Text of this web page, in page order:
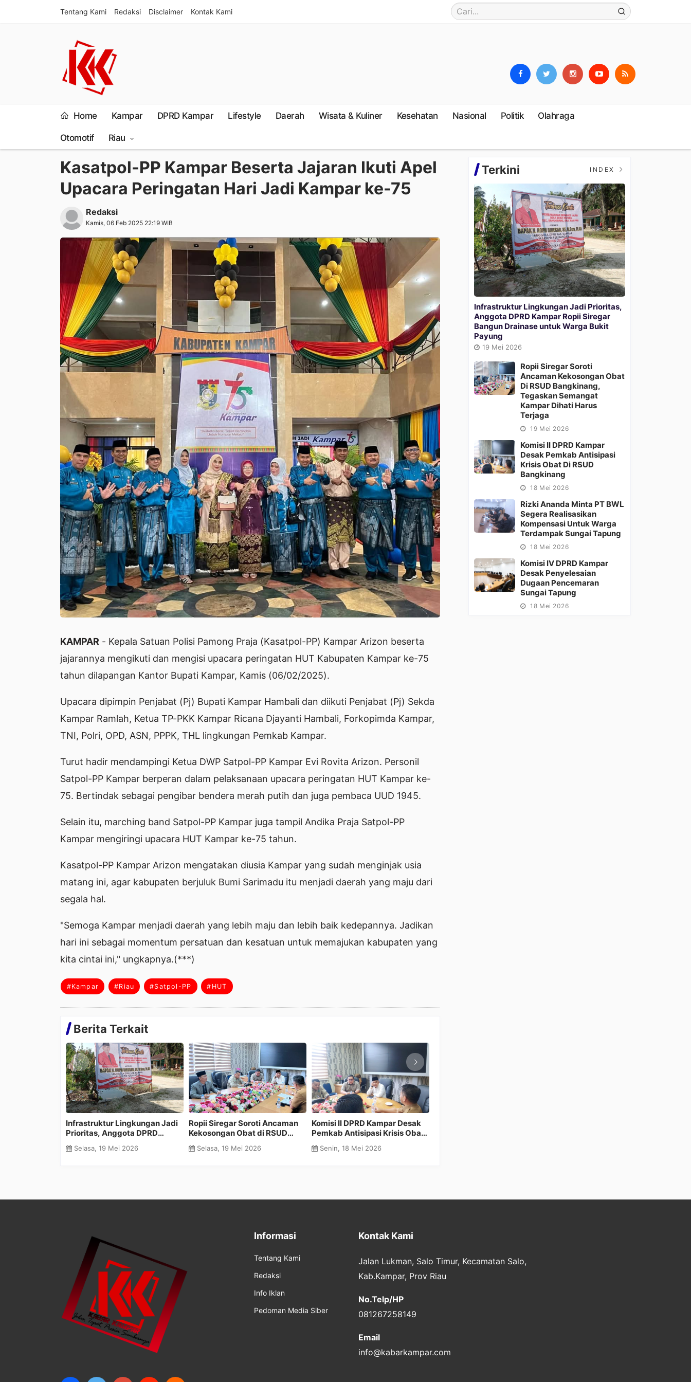
Tentang Kami Redaksi Disclaimer Kontak Kami
Home Kampar DPRD Kampar Lifestyle Daerah Wisata & Kuliner Kesehatan Nasional Politik Olahraga
Otomotif Riau
Kasatpol-PP Kampar Beserta Jajaran Ikuti Apel
Upacara Peringatan Hari Jadi Kampar ke-75
Redaksi
Kamis, 06 Feb 2025 22:19 WIB
KAMPAR - Kepala Satuan Polisi Pamong Praja (Kasatpol-PP) Kampar Arizon beserta
jajarannya mengikuti dan mengisi upacara peringatan HUT Kabupaten Kampar ke-75
tahun dilapangan Kantor Bupati Kampar, Kamis (06/02/2025).
Upacara dipimpin Penjabat (Pj) Bupati Kampar Hambali dan diikuti Penjabat (Pj) Sekda
Kampar Ramlah, Ketua TP-PKK Kampar Ricana Djayanti Hambali, Forkopimda Kampar,
TNI, Polri, OPD, ASN, PPPK, THL lingkungan Pemkab Kampar.
Turut hadir mendampingi Ketua DWP Satpol-PP Kampar Evi Rovita Arizon. Personil
Satpol-PP Kampar berperan dalam pelaksanaan upacara peringatan HUT Kampar ke-
75. Bertindak sebagai pengibar bendera merah putih dan juga pembaca UUD 1945.
Selain itu, marching band Satpol-PP Kampar juga tampil Andika Praja Satpol-PP
Kampar mengiringi upacara HUT Kampar ke-75 tahun.
Kasatpol-PP Kampar Arizon mengatakan diusia Kampar yang sudah menginjak usia
matang ini, agar kabupaten berjuluk Bumi Sarimadu itu menjadi daerah yang maju dari
segala hal.
"Semoga Kampar menjadi daerah yang lebih maju dan lebih baik kedepannya. Jadikan
hari ini sebagai momentum persatuan dan kesatuan untuk memajukan kabupaten yang
kita cintai ini," ungkapnya.(***)
#Kampar #Riau #Satpol-PP #HUT
Berita Terkait
Komisi II DPRD Kampar Desak
Pemkab Antisipasi Krisis Obat
di RSUD Bangkinang
Senin, 18 Mei 2026
Rizki Ananda Minta PT BWL
Segera Realisasikan
Kompensasi untuk Warga
Terdampak Sungai Tapung
Senin, 18 Mei 2026
Komisi IV DPRD Kampar Desak
Penyelesaian Dugaan
Pencemaran Sungai Tapung
Senin, 18 Mei 2026
Pemkab Kampar Fokus Cetak
Generasi Unggul melalui
Terkini INDEX
Infrastruktur Lingkungan Jadi Prioritas,
Anggota DPRD Kampar Ropii Siregar
Bangun Drainase untuk Warga Bukit
Payung
19 Mei 2026
Ropii Siregar Soroti
Ancaman Kekosongan Obat
Di RSUD Bangkinang,
Tegaskan Semangat
Kampar Dihati Harus
Terjaga
19 Mei 2026
Komisi II DPRD Kampar
Desak Pemkab Antisipasi
Krisis Obat Di RSUD
Bangkinang
18 Mei 2026
Rizki Ananda Minta PT BWL
Segera Realisasikan
Kompensasi Untuk Warga
Terdampak Sungai Tapung
18 Mei 2026
Komisi IV DPRD Kampar
Desak Penyelesaian
Dugaan Pencemaran
Sungai Tapung
18 Mei 2026
Informasi
Tentang Kami
Redaksi
Info Iklan
Pedoman Media Siber
Kontak Kami
Jalan Lukman, Salo Timur, Kecamatan Salo,
Kab.Kampar, Prov Riau
No.Telp/HP
081267258149
Email
info@kabarkampar.com